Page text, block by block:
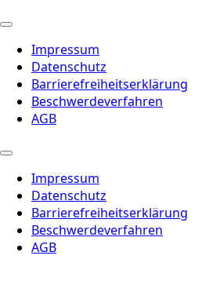
Impressum
Datenschutz
Barrierefreiheitserklärung
Beschwerdeverfahren
AGB
Impressum
Datenschutz
Barrierefreiheitserklärung
Beschwerdeverfahren
AGB